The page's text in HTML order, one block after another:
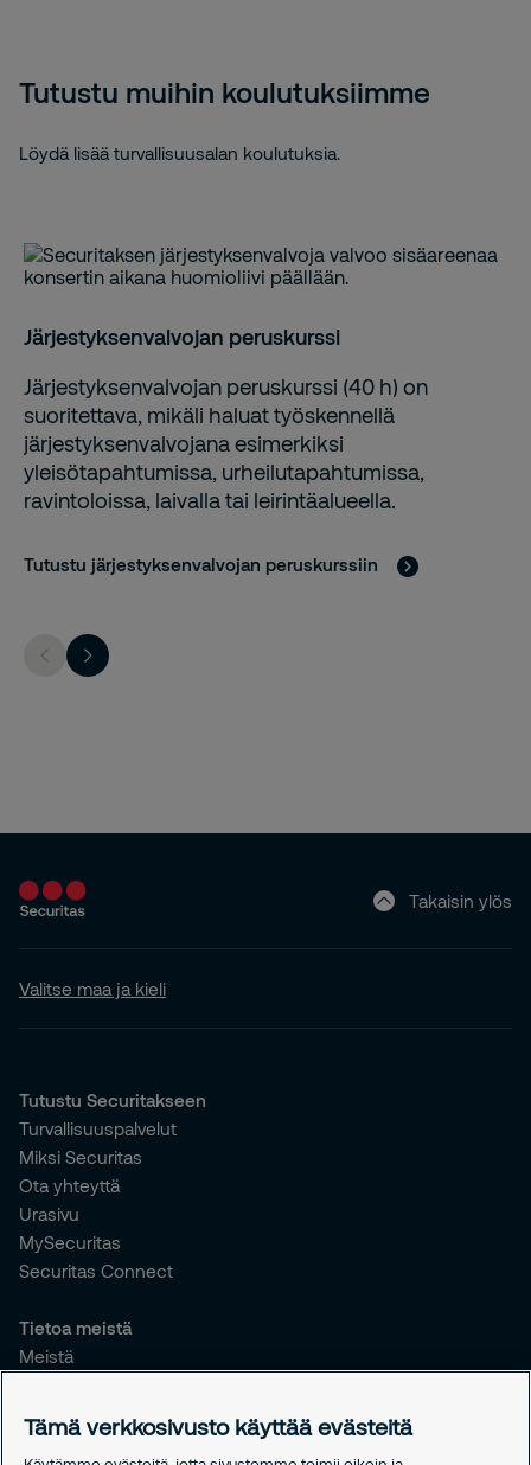
Tutustu muihin koulutuksiimme
Löydä lisää turvallisuusalan koulutuksia.
Järjestyksenvalvojan peruskurssi
Järjestyksenvalvojan peruskurssi (40 h) on
suoritettava, mikäli haluat työskennellä
järjestyksenvalvojana esimerkiksi
yleisötapahtumissa, urheilutapahtumissa,
ravintoloissa, laivalla tai leirintäalueella.
Tutustu järjestyksenvalvojan peruskurssiin
Takaisin ylös
Valitse maa ja kieli
Tutustu Securitakseen
Turvallisuuspalvelut
Miksi Securitas
Ota yhteyttä
Urasivu
MySecuritas
Securitas Connect
Tietoa meistä
Meistä
Työntekijöille
Tämä verkkosivusto käyttää evästeitä